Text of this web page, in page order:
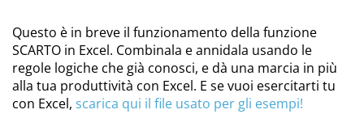
Questo è in breve il funzionamento della funzione
SCARTO in Excel. Combinala e annidala usando le
regole logiche che già conosci, e dà una marcia in più
alla tua produttività con Excel. E se vuoi esercitarti tu
con Excel, scarica qui il file usato per gli esempi!